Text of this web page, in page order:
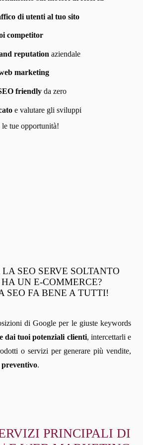
di utenti al tuo sito
competitor
reputation aziendale
marketing
friendly da zero
e valutare gli sviluppi
tue opportunità!
SEO SERVE SOLTANTO
UN E-COMMERCE?
SEO FA BENE A TUTTI!
di Google per le giuste keywords
dai tuoi potenziali clienti, intercettarli e
o servizi per generare più vendite,
.
PRINCIPALI DI